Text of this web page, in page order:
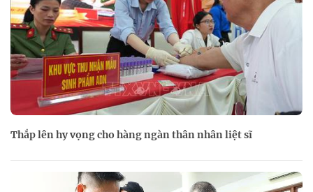
Thắp lên hy vọng cho hàng ngàn thân nhân liệt sĩ